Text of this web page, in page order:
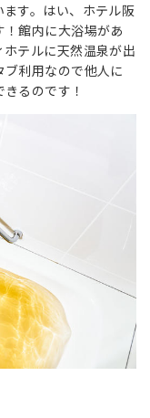
ます。はい、ホテル阪
館内に大浴場があ
テルに天然温泉が出
利用なので他人に
るのです！